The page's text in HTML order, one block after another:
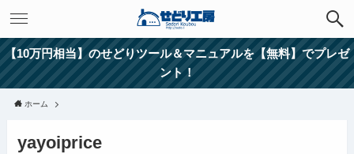
【10万円相当】のせどりツール＆マニュアルを【無料】でプレゼ
ント！
ホーム
yayoiprice